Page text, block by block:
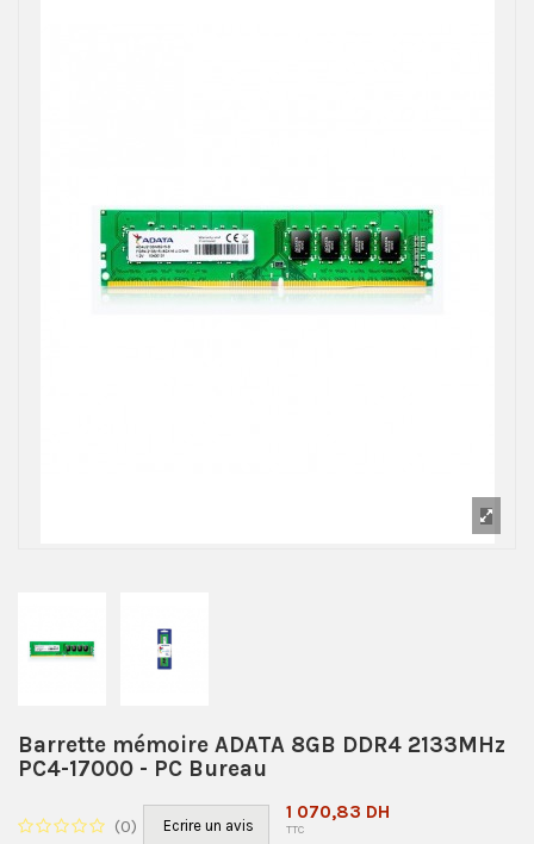
Barrette mémoire ADATA 8GB DDR4 2133MHz
PC4-17000 - PC Bureau
(0) Ecrire un avis
1 070,83 DH
TTC